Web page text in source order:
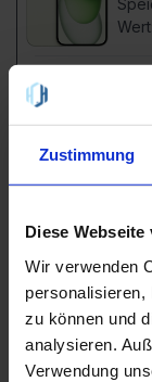
Zustimmung
Diese
Wir verwenden
personalisieren,
zu können und
analysieren.
Verwendung
Wert:
1044
Monate